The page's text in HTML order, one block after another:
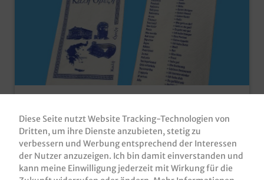
Griechisch" 40x40cm 1/8 Falz 2-lagig
1000St
Tissue Servietten / Zellstoff Motivservietten, "Ich lerne
Griechisch", 1-farbig, 40x40cm, 2-lagig, 1/8 Falz (auf
20x10cm), 1000 Stück im Karton (4x250 in Poly)
qualitative und günstige Einmalserviettegroßes Maß in
Produktnummer: MS404002GR
Diese Seite nutzt Website Tracking-Technologien von
Dritten, um ihre Dienste anzubieten, stetig zu
verbessern und Werbung entsprechend der Interessen
der Nutzer anzuzeigen. Ich bin damit einverstanden und
kann meine Einwilligung jederzeit mit Wirkung für die